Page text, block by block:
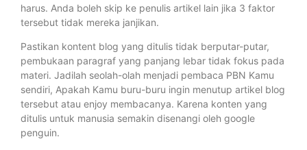
harus. Anda boleh skip ke penulis artikel lain jika 3 faktor
tersebut tidak mereka janjikan.
Pastikan kontent blog yang ditulis tidak berputar-putar,
pembukaan paragraf yang panjang lebar tidak fokus pada
materi. Jadilah seolah-olah menjadi pembaca PBN Kamu
sendiri, Apakah Kamu buru-buru ingin menutup artikel blog
tersebut atau enjoy membacanya. Karena konten yang
ditulis untuk manusia semakin disenangi oleh google
penguin.